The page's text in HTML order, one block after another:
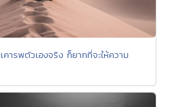
คารพตัวเองจริง ก็ยากที่จะให้ความ